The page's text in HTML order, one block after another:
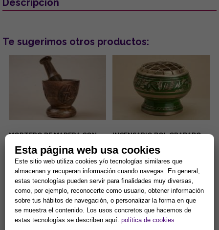
Te sugerimos otros productos:
MORTERO DE MADERA CON
GRMS)
El mortero de madera con
pentagrama de 8 x 10 cm (150
gramos) es una herramienta
esotérica para el uso en alta...
14,90 €
Comprar
INCENSARIO BOL GRABADO
...
13,94 €
Comprar
Esta página web usa cookies
Este sitio web utiliza cookies y/o tecnologías similares que
almacenan y recuperan información cuando navegas. En general,
estas tecnologías pueden servir para finalidades muy diversas,
como, por ejemplo, reconocerte como usuario, obtener información
sobre tus hábitos de navegación, o personalizar la forma en que
se muestra el contenido. Los usos concretos que hacemos de
estas tecnologías se describen aquí: política de cookies